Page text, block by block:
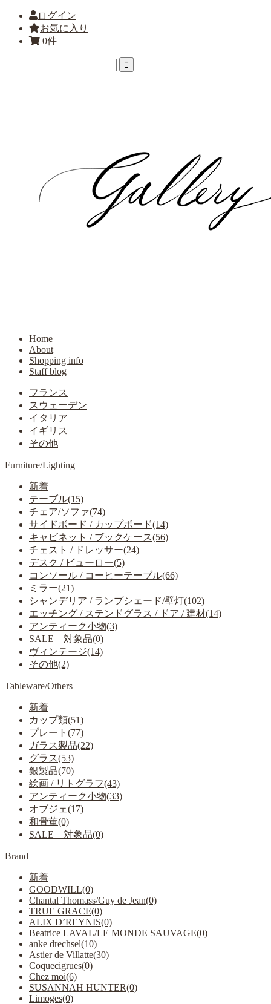
ログイン
お気に入り
0件
Home
About
Shopping info
Staff blog
フランス
スウェーデン
イタリア
イギリス
その他
Furniture/Lighting
新着
テーブル(15)
チェア/ソファ(74)
サイドボード / カップボード(14)
キャビネット / ブックケース(56)
チェスト / ドレッサー(24)
デスク / ビューロー(5)
コンソール / コーヒーテーブル(66)
ミラー(21)
シャンデリア / ランプシェード/壁灯(102)
エッチング / ステンドグラス / ドア / 建材(14)
アンティーク小物(3)
SALE 対象品(0)
ヴィンテージ(14)
その他(2)
Tableware/Others
新着
カップ類(51)
プレート(77)
ガラス製品(22)
グラス(53)
銀製品(70)
絵画 / リトグラフ(43)
アンティーク小物(33)
オブジェ(17)
和骨董(0)
SALE 対象品(0)
Brand
新着
GOODWILL(0)
Chantal Thomass/Guy de Jean(0)
TRUE GRACE(0)
ALIX D’REYNIS(0)
Beatrice LAVAL/LE MONDE SAUVAGE(0)
anke drechsel(10)
Astier de Villatte(30)
Coquecigrues(0)
Chez moi(6)
SUSANNAH HUNTER(0)
Limoges(0)